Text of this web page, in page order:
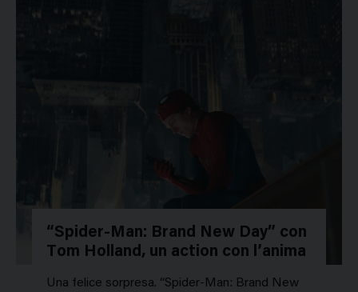
“Spider-Man: Brand New Day” con
Tom Holland, un action con l’anima
Una felice sorpresa. “Spider-Man: Brand New